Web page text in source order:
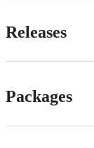
Releases
Packages